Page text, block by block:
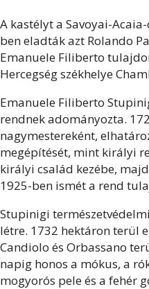
A kastélyt a Savoyai-
ben eladták azt Rolando
Emanuele Filiberto
Hercegség székhelye
Emanuele Filiberto
rendnek adományozta.
nagymestereként,
megépítését, mint királyi
királyi család kezébe,
1925-ben ismét a rend
Stupinigi
létre. 1732 hektáron terül
Candiolo és Orbassano
napig honos a mókus, a
mogyorós pele és a fehér